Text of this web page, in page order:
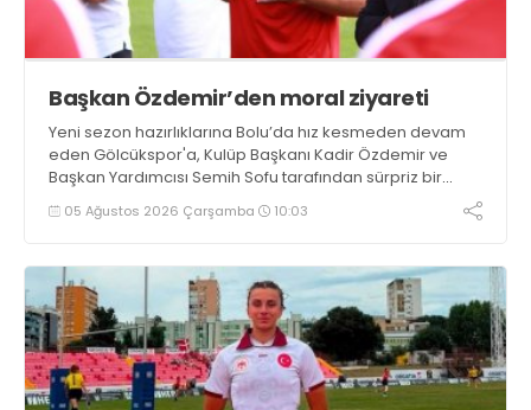
Başkan Özdemir’den moral ziyareti
Yeni sezon hazırlıklarına Bolu’da hız kesmeden devam
eden Gölcükspor'a, Kulüp Başkanı Kadir Özdemir ve
Başkan Yardımcısı Semih Sofu tarafından sürpriz bir
moral ziyareti gerçekleştirildi
05 Ağustos 2026 Çarşamba 10:03